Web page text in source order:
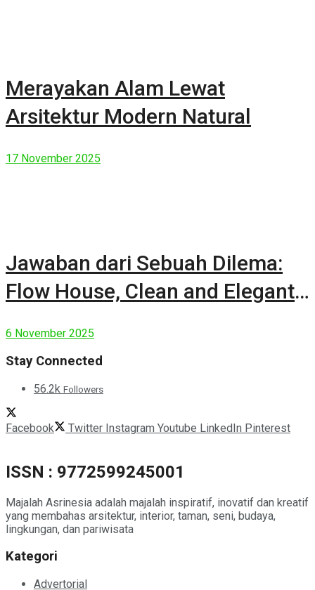
Merayakan Alam Lewat
Arsitektur Modern Natural
17 November 2025
Jawaban dari Sebuah Dilema:
Flow House, Clean and Elegant
6 November 2025
Stay Connected
56.2k Followers
Facebook Twitter Instagram Youtube LinkedIn Pinterest
ISSN : 9772599245001
Majalah Asrinesia adalah majalah inspiratif, inovatif dan kreatif
yang membahas arsitektur, interior, taman, seni, budaya,
lingkungan, dan pariwisata
Kategori
Advertorial